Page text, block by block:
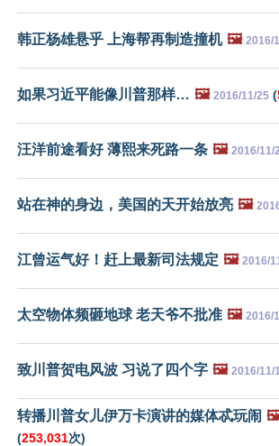
韩正杨雄悬乎 上海帮再制造撞机 🖼️ 2016/
如果习近平能像川普那样… 🖼️ 2016/11/25 (
汪洋前途看好 薄熙来死路一条 🖼️ 2016/11/
站在神的身边，美国的天开始放亮 🖼️
江曾运气好！赶上最新司法规定 🖼️ 2016/
太空物体频砸地球 老天爷不批准 🖼️ 2016/
致川普贺电风波 习说了四个字 🖼️ 2016/11/
转播川普女儿伊万卡演讲的媒体忒玩闹
(253,031次)